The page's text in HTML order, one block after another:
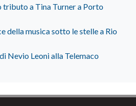
a Tina Turner a Porto
della musica sotto le stelle a Rio
Nevio Leoni alla Telemaco